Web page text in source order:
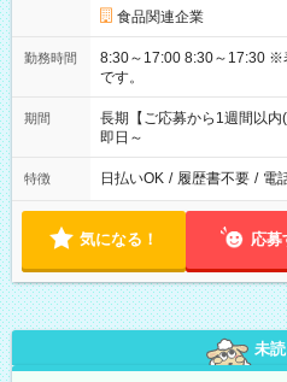
食品関連企業
勤務時間
8:30～17:00 8:30～17:30 ※表記のうち実働7時間30分から8時間
です。
期間
長期【ご応募から1週間以内
即日～
特徴 日払いOK / 履歴書不要 / 電
気になる！ 応募
未読